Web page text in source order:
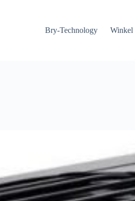
Bry-Technology Winkel